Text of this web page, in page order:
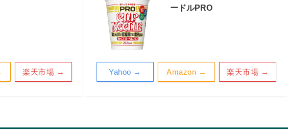
楽天市場 →
ードルPRO
Amazon → 楽天市場 →
Yahoo →